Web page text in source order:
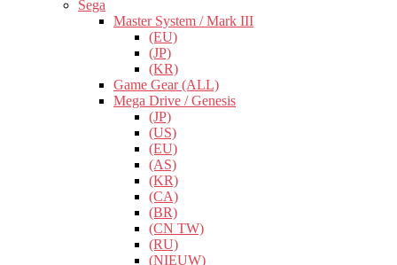
Sega
Master System / Mark III
(EU)
(JP)
(KR)
Game Gear (ALL)
Mega Drive / Genesis
(JP)
(US)
(EU)
(AS)
(KR)
(CA)
(BR)
(CN TW)
(RU)
(NIEUW)